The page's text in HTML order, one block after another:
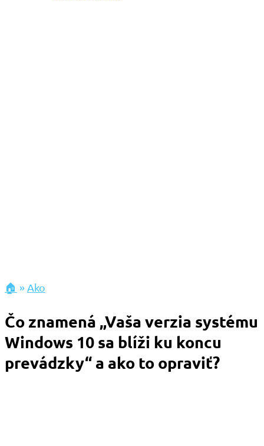
🏠 » Ako
Čo znamená „Vaša verzia systému
Windows 10 sa blíži ku koncu
prevádzky“ a ako to opraviť?